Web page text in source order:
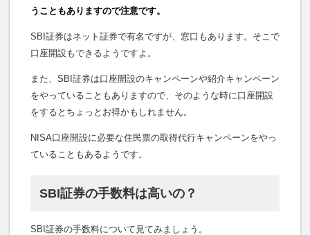
うこともありますので注意です。
SBI証券はネット証券で有名ですが、窓口もあります。そこで
口座開設もできるようですよ。
また、SBI証券は口座開設のキャンペーンや紹介キャンペーン
をやっていることもありますので、そのような時に口座開設
をするとちょっとお得かもしれません。
NISA口座開設に必要な住民票の取得代行キャンペーンをやっ
ていることもあるようです。
SBI証券の手数料は高いの？
SBI証券の手数料について見てみましょう。